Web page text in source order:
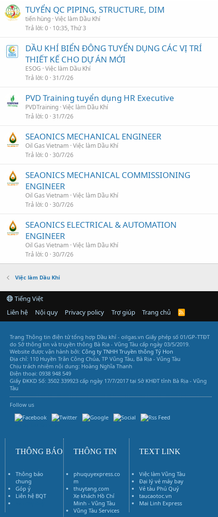
TUYỂN QC PIPING, STRUCTURE, DIM
tiến hùng Việc làm Dầu Khí
Trả lời 0 10:35, Thứ 3
DẦU KHÍ BIỂN ĐÔNG TUYỂN DỤNG CÁC VỊ TRÍ
THIẾT KẾ CHO DỰ ÁN MỚI
ESOG Việc làm Dầu Khí
Trả lời 0 31/7/26
PVD Training tuyển dụng HR Executive
PVDTraining Việc làm Dầu Khí
Trả lời 0 31/7/26
SEAONICS MECHANICAL ENGINEER
Oil Gas Vietnam Việc làm Dầu Khí
Trả lời 0 30/7/26
SEAONICS MECHANICAL COMMISSIONING
ENGINEER
Oil Gas Vietnam Việc làm Dầu Khí
Trả lời 0 30/7/26
SEAONICS ELECTRICAL & AUTOMATION
ENGINEER
Oil Gas Vietnam Việc làm Dầu Khí
Trả lời 0 30/7/26
Việc làm Dầu Khí
Tiếng Việt
Liên hệ
Nội quy Privacy policy Trợ giúp Trang chủ
R
Trang Thông tin điện tử tổng hợp Dầu khí - oilgas.vn Giấy phép số 01/GP-TTĐT
do Sở thông tin và truyền thông Bà Rịa - Vũng Tàu cấp ngày 03/5/2019.
Website được vận hành bởi: Công ty TNHH Truyền thông Tý Hon
Địa chỉ: 110 Huyền Trân Công Chúa, TP Vũng Tàu, Bà Rịa - Vũng Tàu
Chịu trách nhiệm nội dung: Hoàng Nghĩa Thanh
Điện thoại: 0938 948 549
Giấy ĐKKD Số: 3502 339923 cấp ngày 17/7/2017 tại Sở KHĐT tỉnh Bà Rịa - Vũng
Tàu
Follow us
THÔNG BÁO
Thông báo
chung
Góp ý
Liên hệ BQT
THÔNG TIN
phuquyexpress.co
m
thuytang.com
Xe khách Hồ Chí
Minh - Vũng Tàu
Vũng Tàu Services
TEXT LINK
Việc làm Vũng Tàu
Đại lý vé máy bay
Vé tàu Phú Quý
taucaotoc.vn
Mai Linh Express